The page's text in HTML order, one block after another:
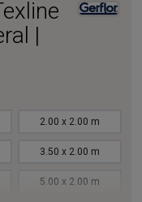
|
2.00 x 2.00 m
3.50 x 2.00 m
5.00 x 2.00 m